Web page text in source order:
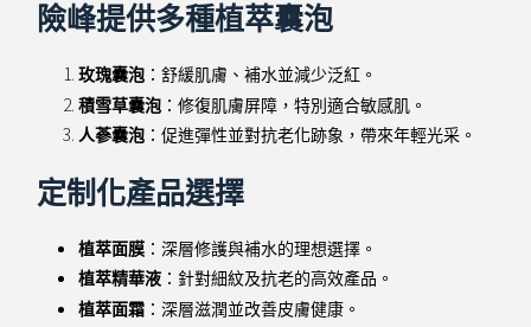
險峰提供多種植萃囊泡
玫瑰囊泡 ：舒緩肌膚、補水並減少泛紅。
積雪草囊泡 ：修復肌膚屏障，特別適合敏感肌。
人蔘囊泡 ：促進彈性並對抗老化跡象，帶來年輕光采。
定制化產品選擇
植萃面膜 ：深層修護與補水的理想選擇。
植萃精華液 ：針對細紋及抗老的高效產品。
植萃面霜 ：深層滋潤並改善皮膚健康。